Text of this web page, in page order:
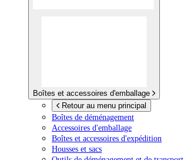
Boîtes et accessoires d'emballage
Retour au menu principal
Boîtes de déménagement
Accessoires d'emballage
Boîtes et accessoires d'expédition
Housses et sacs